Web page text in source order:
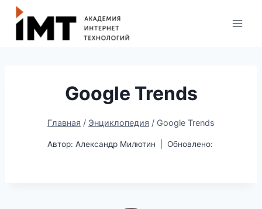
Google Trends
Главная / Энциклопедия / Google Trends
Автор: Александр Милютин Обновлено: